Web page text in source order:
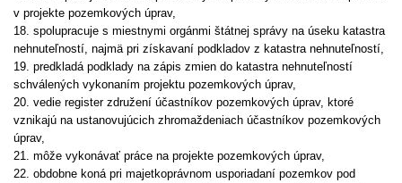
v projekte pozemkových úprav,
18. spolupracuje s miestnymi orgánmi štátnej správy na úseku katastra
nehnuteľností, najmä pri získavaní podkladov z katastra nehnuteľností,
19. predkladá podklady na zápis zmien do katastra nehnuteľností
schválených vykonaním projektu pozemkových úprav,
20. vedie register združení účastníkov pozemkových úprav, ktoré
vznikajú na ustanovujúcich zhromaždeniach účastníkov pozemkových
úprav,
21. môže vykonávať práce na projekte pozemkových úprav,
22. obdobne koná pri majetkoprávnom usporiadaní pozemkov pod